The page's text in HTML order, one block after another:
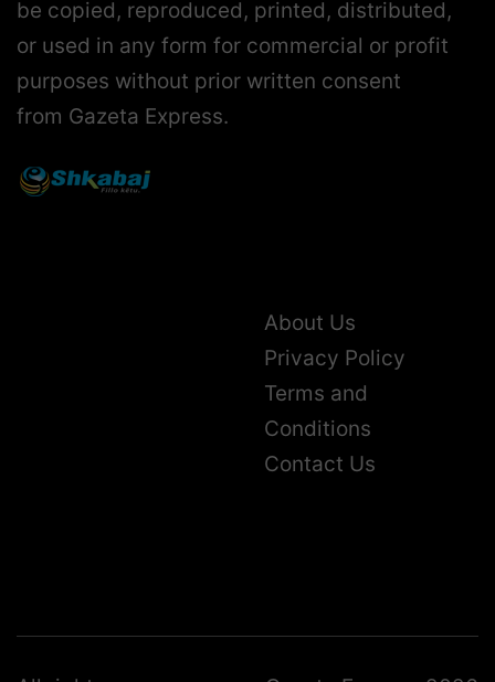
be copied, reproduced, printed, distributed,
or used in any form for commercial or profit
purposes without prior written consent
from Gazeta Express.
About Us
Privacy Policy
Terms and
Conditions
Contact Us